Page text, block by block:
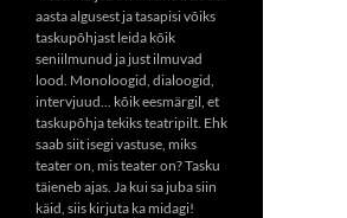
aasta algusest ja tasapisi võiks
taskupõhjast leida kõik
seniilmunud ja just ilmuvad
lood. Monoloogid, dialoogid,
intervjuud... kõik eesmärgil, et
taskupõhja tekiks teatripilt. Ehk
saab siit isegi vastuse, miks
teater on, mis teater on? Tasku
täieneb ajas. Ja kui sa juba siin
käid, siis kirjuta ka midagi!